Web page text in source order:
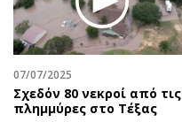
07/07/2025
Σχεδόν 80 νεκροί από τις
πλημμύρες στο Τέξας